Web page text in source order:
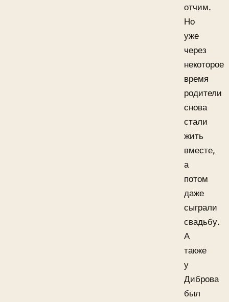
отчим.
Но
уже
через
некоторое
время
родители
снова
стали
жить
вместе,
а
потом
даже
сыграли
свадьбу.
А
также
у
Диброва
был